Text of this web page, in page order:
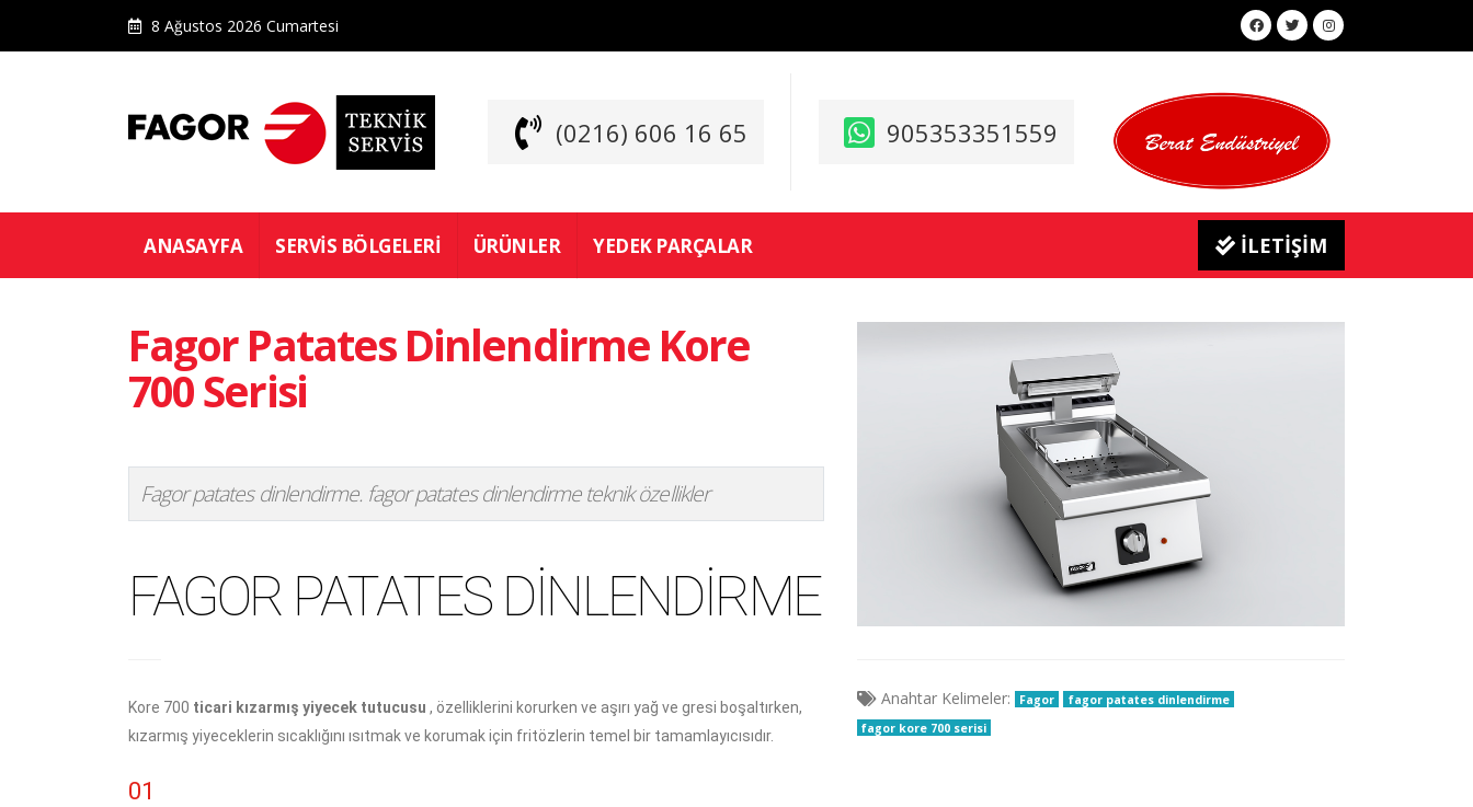
8 Ağustos 2026 Cumartesi
(0216) 606 16 65 905353351559
ANASAYFA SERVIS BÖLGELERI ÜRÜNLER YEDEK PARÇALAR İLETİŞİM
Fagor Patates Dinlendirme Kore
700 Serisi
Fagor patates dinlendirme. fagor patates dinlendirme teknik özellikler
FAGOR PATATES DINLENDIRME
Kore 700 ticari kızarmış yiyecek tutucusu , özelliklerini korurken ve aşırı yağ ve gresi boşaltırken,
kızarmış yiyeceklerin sıcaklığını ısıtmak ve korumak için fritözlerin temel bir tamamlayıcısıdır.
01
Anahtar Kelimeler: Fagor
fagor patates dinlendirme
fagor kore 700 serisi